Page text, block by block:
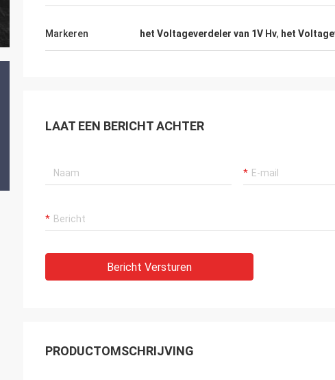
demonstreert goede prototyping
die vooruitzien
hebben.“
Markeren het Voltageverdeler van 1V Hv, het
LAAT EEN BERICHT ACHTER
Bericht Versturen
PRODUCTOMSCHRIJVING